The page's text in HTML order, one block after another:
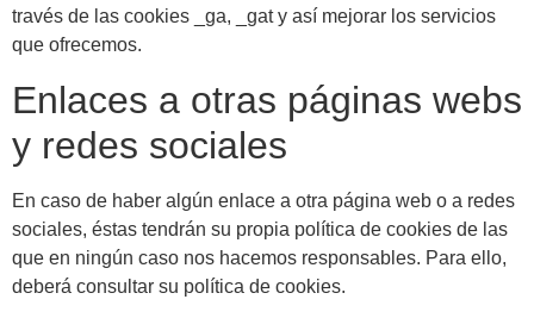
través de las cookies _ga, _gat y así mejorar los servicios
que ofrecemos.
Enlaces a otras páginas webs
y redes sociales
En caso de haber algún enlace a otra página web o a redes
sociales, éstas tendrán su propia política de cookies de las
que en ningún caso nos hacemos responsables. Para ello,
deberá consultar su política de cookies.